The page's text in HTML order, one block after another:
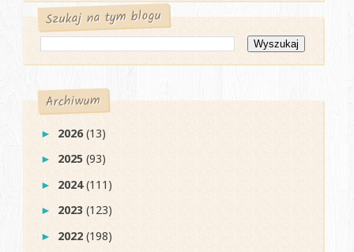
Szukaj na tym blogu
Archiwum
► 2026(13)
► 2025(93)
► 2024(111)
► 2023(123)
► 2022(198)